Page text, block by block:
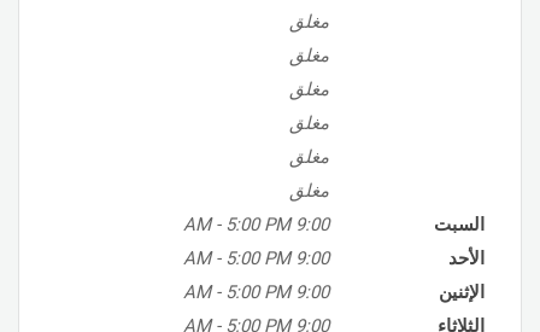
مغلق
مغلق
مغلق
مغلق
مغلق
مغلق
السبت
9:00 AM
- 5:00 PM
الأحد
9:00 AM
- 5:00 PM
الإثنين
9:00 AM
- 5:00 PM
الثلاثاء
9:00 AM
- 5:00 PM